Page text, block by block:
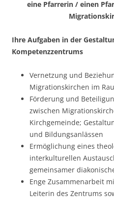
eine Pfarrerin / einen
Ihre Aufgaben in der
Kompetenzzentrums
Vernetzung und
Migrationskirchen im
Förderung und
zwischen
Kirchgemeinde;
und Bildungsanlässen
Ermöglichung eines
interkulturellen
gemeinsamer
Enge Zusammenarbeit
Leiterin des Zentrums